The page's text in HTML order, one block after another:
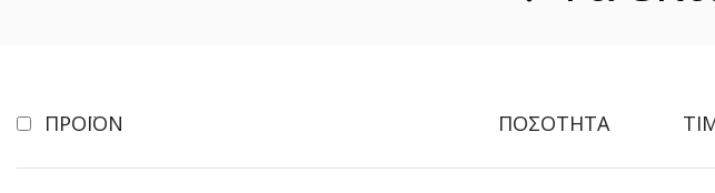
ΠΡΟΪΌΝ ΠΟΣΌΤΗΤΑ